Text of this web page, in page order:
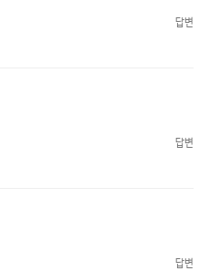
답변
답변
답변